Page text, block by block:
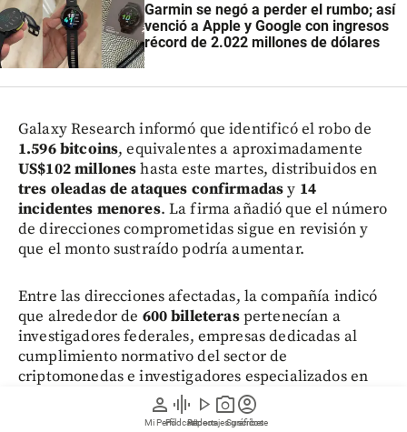
person
Mi Perfil
graphic_eq
Pódcast
play_arrow
Videos
photo_camera
Reportajes gráficos
account_circle
Suscríbete
Garmin se negó a perder el rumbo; así
venció a Apple y Google con ingresos
récord de 2.022 millones de dólares
Galaxy Research informó que identificó el robo de
1.596 bitcoins, equivalentes a aproximadamente
US$102 milloneshasta este martes, distribuidos en
tres oleadas de ataques confirmadasy 14
incidentes menores. La firma añadió que el número
de direcciones comprometidas sigue en revisión y
que el monto sustraído podría aumentar.
Entre las direcciones afectadas, la compañía indicó
que alrededor de 600 billeteraspertenecían a
investigadores federales, empresas dedicadas al
cumplimiento normativo del sector de
criptomonedas e investigadores especializados en